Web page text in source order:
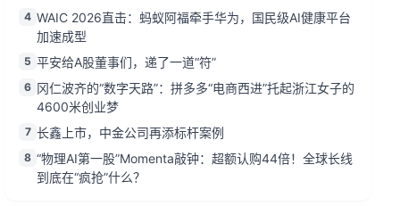
4 WAIC 2026直击：蚂蚁阿福牵手华为，国民级AI健康平台
加速成型
5 平安给A股董事们，递了一道“符”
6 冈仁波齐的“数字天路”：拼多多“电商西进”托起浙江女子的
4600米创业梦
7 长鑫上市，中金公司再添标杆案例
8 “物理AI第一股”Momenta敲钟：超额认购44倍！全球长线
到底在“疯抢”什么？